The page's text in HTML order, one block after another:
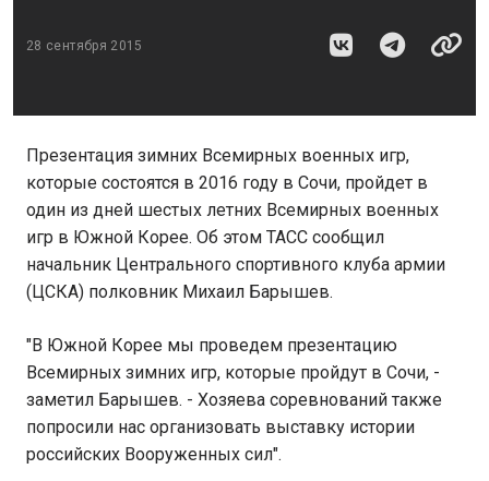
28 сентября 2015
Презентация зимних Всемирных военных игр,
которые состоятся в 2016 году в Сочи, пройдет в
один из дней шестых летних Всемирных военных
игр в Южной Корее. Об этом ТАСС сообщил
начальник Центрального спортивного клуба армии
(ЦСКА) полковник Михаил Барышев.
"В Южной Корее мы проведем презентацию
Всемирных зимних игр, которые пройдут в Сочи, -
заметил Барышев. - Хозяева соревнований также
попросили нас организовать выставку истории
российских Вооруженных сил".